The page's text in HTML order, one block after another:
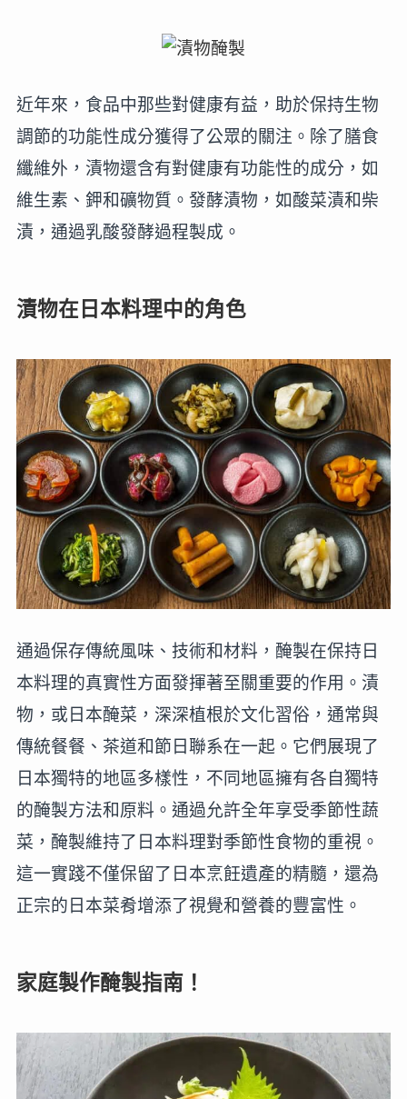
近年來，食品中那些對健康有益，助於保持生物
調節的功能性成分獲得了公眾的關注。除了膳食
纖維外，漬物還含有對健康有功能性的成分，如
維生素、鉀和礦物質。發酵漬物，如酸菜漬和柴
漬，通過乳酸發酵過程製成。
漬物在日本料理中的角色
通過保存傳統風味、技術和材料，醃製在保持日
本料理的真實性方面發揮著至關重要的作用。漬
物，或日本醃菜，深深植根於文化習俗，通常與
傳統餐餐、茶道和節日聯系在一起。它們展現了
日本獨特的地區多樣性，不同地區擁有各自獨特
的醃製方法和原料。通過允許全年享受季節性蔬
菜，醃製維持了日本料理對季節性食物的重視。
這一實踐不僅保留了日本烹飪遺產的精髓，還為
正宗的日本菜肴增添了視覺和營養的豐富性。
家庭製作醃製指南！